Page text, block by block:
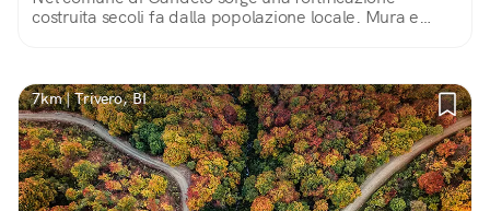
costruita secoli fa dalla popolazione locale. Mura e
7km | Trivero, BI